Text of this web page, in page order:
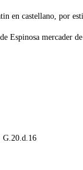
en castellano, por
Espinosa mercader
G.20.d.16